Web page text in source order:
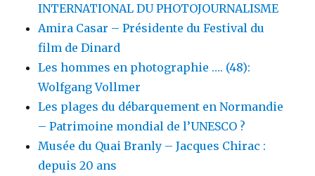
INTERNATIONAL DU PHOTOJOURNALISME
Amira Casar – Présidente du Festival du
film de Dinard
Les hommes en photographie …. (48):
Wolfgang Vollmer
Les plages du débarquement en Normandie
– Patrimoine mondial de l’UNESCO ?
Musée du Quai Branly – Jacques Chirac :
depuis 20 ans